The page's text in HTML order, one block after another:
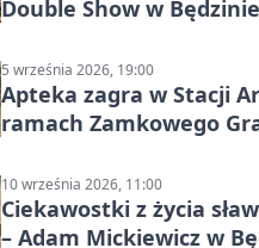
Double Show w Będzinie
5 września 2026, 19:00
Apteka zagra w Stacji
ramach Zamkowego
10 września 2026, 11:00
Ciekawostki z życia
– Adam Mickiewicz w